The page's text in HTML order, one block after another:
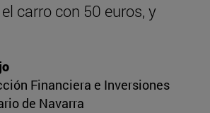
carro con 50 euros, y
Financiera e Inversiones
de Navarra